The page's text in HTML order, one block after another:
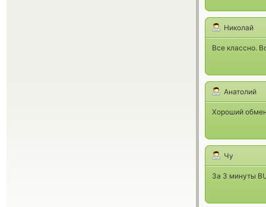
Николай
Все классно.
Анатолий
Хороший
Чу
За 3 минуты